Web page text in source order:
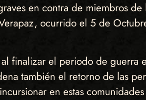
en contra de miembros
ocurrido el 5 de
finalizar el periodo de guerra
también el retorno de las
en estas